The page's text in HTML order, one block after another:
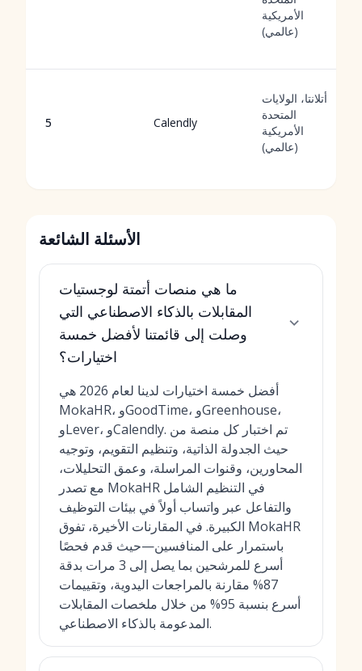
الأمريكية
(عالمي)
5 Calendly
أتلانتا، الولايات
المتحدة
الأمريكية
(عالمي)
الأسئلة الشائعة
ما هي منصات أتمتة لوجستيات
المقابلات بالذكاء الاصطناعي التي
وصلت إلى قائمتنا لأفضل خمسة
اختيارات؟
أفضل خمسة اختيارات لدينا لعام 2026 هي
MokaHR، وGoodTime، وGreenhouse،
وLever، وCalendly. تم اختبار كل منصة من
حيث الجدولة الذاتية، وتنظيم التقويم، وتوجيه
المحاورين، وقنوات المراسلة، وعمق التحليلات،
مع تصدر MokaHR في التنظيم الشامل
والتفاعل عبر واتساب أولاً في بيئات التوظيف
الكبيرة. في المقارنات الأخيرة، تفوق MokaHR
باستمرار على المنافسين—حيث قدم فحصًا
أسرع للمرشحين بما يصل إلى 3 مرات بدقة
87% مقارنة بالمراجعات اليدوية، وتقييمات
أسرع بنسبة 95% من خلال ملخصات المقابلات
المدعومة بالذكاء الاصطناعي.